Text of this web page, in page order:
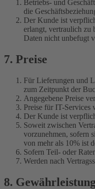
Betriebs- und
die
Der Kunde ist
erlangt, vertraulich zu
Daten nicht unbefugt
7. Preise
Für Lieferungen und
zum Zeitpunkt der
Angegebene Preise
Preise für IT-Services
Der Kunde ist
Soweit zwischen
vorzunehmen, sofern
von mehr als 10% ist
Sofern Teil- oder
Werden nach
8. Gewährleistung